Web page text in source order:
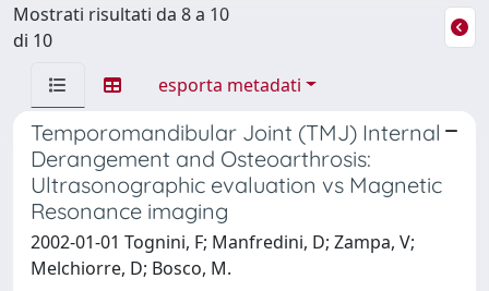
Mostrati risultati da 8 a 10
di 10
esporta metadati
Temporomandibular Joint (TMJ) Internal
Derangement and Osteoarthrosis:
Ultrasonographic evaluation vs Magnetic
Resonance imaging
2002-01-01 Tognini, F; Manfredini, D; Zampa, V;
Melchiorre, D; Bosco, M.